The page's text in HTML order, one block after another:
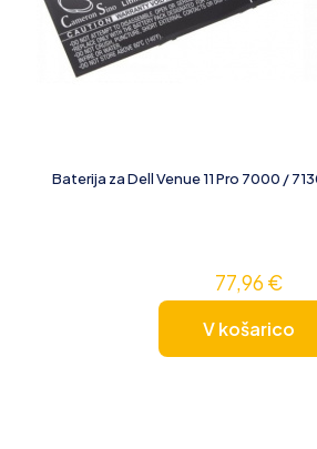
Baterija za Dell Venue 11 Pro 7000 /
77,96€
V košarico